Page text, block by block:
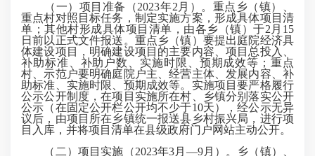
（一）项目准备（2023年2月）。重点乡（镇）、
重点村对照目标任务，制定实施方案，形成具体项目清
单；其他村形成具体项目清单，由各乡（镇）于2月15
日前以正式文件报送。重点乡（镇）要提出庭院经济具
体建设项目，明确建设项目的主要内容、项目总投入、
补助标准、补助户数、实施时限、预期成效等；重点
村、示范户要明确庭院户主、经营主体、发展内容、补
助标准、实施时限、预期成效等。实施项目要严格履行
公示公开制度，在项目实施所在村、乡镇分别落实公开
公示（在固定公开栏公开均不少于10天），经公示无异
议后，由项目所在乡镇统一报送县乡村振兴局，进行项
目入库，并将项目清单在县级政府门户网站主动公开。
（二）项目实施（2023年3月—9月）。乡（镇）、